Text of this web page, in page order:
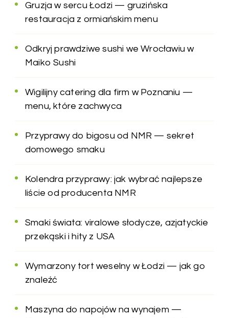
Gruzja w sercu Łodzi — gruzińska
restauracja z ormiańskim menu
Odkryj prawdziwe sushi we Wrocławiu w
Maiko Sushi
Wigilijny catering dla firm w Poznaniu —
menu, które zachwyca
Przyprawy do bigosu od NMR — sekret
domowego smaku
Kolendra przyprawy: jak wybrać najlepsze
liście od producenta NMR
Smaki świata: viralowe słodycze, azjatyckie
przekąski i hity z USA
Wymarzony tort weselny w Łodzi — jak go
znaleźć
Maszyna do napojów na wynajem —